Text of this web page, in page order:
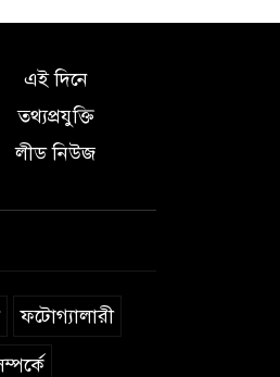
এই দিনে
তথ্যপ্রযুক্তি
লীড নিউজ
ফটোগ্যালারী